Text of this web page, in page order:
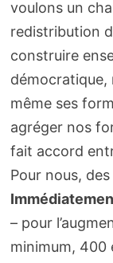
voulons un
redistribution
construire
démocratique,
même ses
agréger nos
fait accord
Pour nous,
– pour
minimum, 400